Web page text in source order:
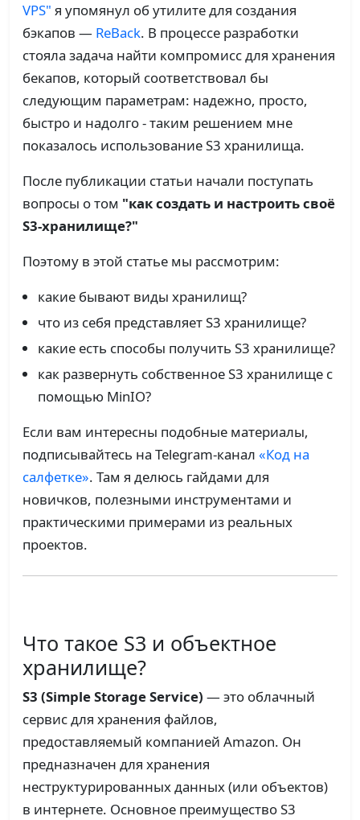
VPS" я упомянул об утилите для создания
бэкапов — ReBack. В процессе разработки
стояла задача найти компромисс для хранения
бекапов, который соответствовал бы
следующим параметрам: надежно, просто,
быстро и надолго - таким решением мне
показалось использование S3 хранилища.
После публикации статьи начали поступать
вопросы о том "как создать и настроить своё
S3-хранилище?"
Поэтому в этой статье мы рассмотрим:
какие бывают виды хранилищ?
что из себя представляет S3 хранилище?
какие есть способы получить S3 хранилище?
как развернуть собственное S3 хранилище с
помощью MinIO?
Если вам интересны подобные материалы,
подписывайтесь на Telegram-канал «Код на
салфетке». Там я делюсь гайдами для
новичков, полезными инструментами и
практическими примерами из реальных
проектов.
Что такое S3 и объектное
хранилище?
S3 (Simple Storage Service) — это облачный
сервис для хранения файлов,
предоставляемый компанией Amazon. Он
предназначен для хранения
неструктурированных данных (или объектов)
в интернете. Основное преимущество S3